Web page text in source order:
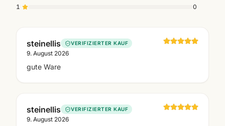
1
0
steinellis VERIFIZIERTER KAUF
9. August 2026
gute Ware
steinellis VERIFIZIERTER KAUF
9. August 2026